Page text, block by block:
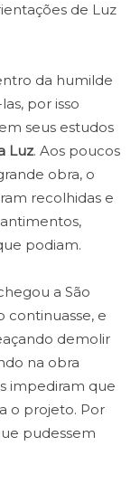
de Luz
da humilde
por isso
seus estudos
Luz. Aos poucos
obra, o
recolhidas e
podiam.
a São
continuasse, e
demolir
na obra
impediram que
o projeto. Por
pudessem